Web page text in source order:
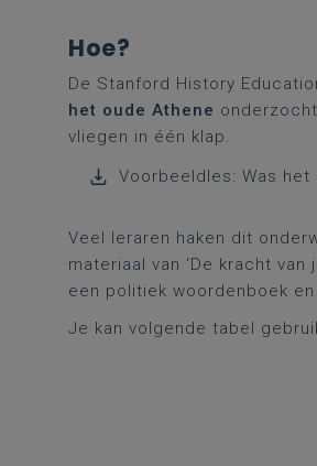
Hoe?
De Stanford History
het oude Athene
vliegen in één klap.
Voorbeeldles: Was
Veel leraren haken dit
materiaal van ‘De kracht van
een politiek woordenboek
Je kan volgende tabel